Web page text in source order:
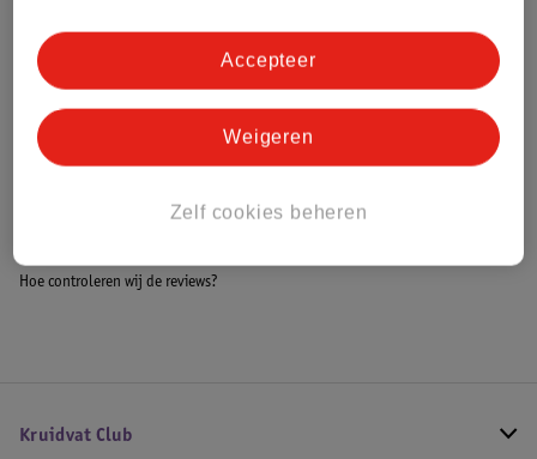
Bestel & Bezorginformatie
Bekijk ook
Hoe controleren wij de reviews?
Kruidvat Club
Zelf cookies beheren
Weigeren
Accepteer